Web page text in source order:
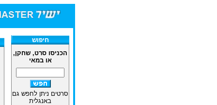
חיפוש
הכניסו סרט, שחקן,
או במאי
סרטים ניתן לחפש גם
באנגלית